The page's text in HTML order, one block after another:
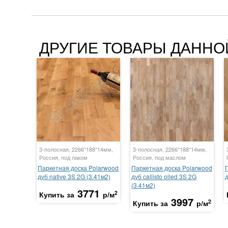
ДРУГИЕ ТОВАРЫ
3-полосная, 2266*188*14мм,
Россия, под лаком
Паркетная доска Polarwood
дуб native 3S 2G (3.41м2)
Купить за 3771 р/м2
3-полосная, 2266*188*14мм,
Россия, под маслом
Паркетная доска Polarwood
дуб callisto oiled 3S 2G
(3.41м2)
Купить за 3997 р/м2